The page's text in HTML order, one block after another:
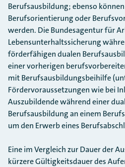
Berufsausbildung; ebenso
Berufsorientierung oder
werden. Die Bundesagentur für
Lebensunterhaltssicherung
förderfähigen dualen
einer vorherigen
mit Berufsausbildungsbeihilfe
Fördervoraussetzungen wie bei
Auszubildende während einer
Berufsausbildung an einem
um den Erwerb eines
Eine im Vergleich zur Dauer der
kürzere Gültigkeitsdauer des